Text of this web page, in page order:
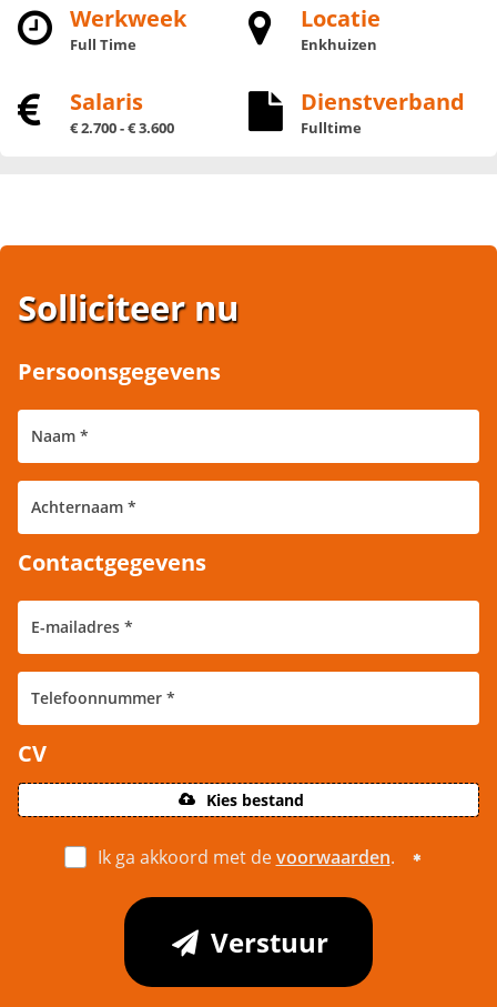
Werkweek
Full Time
Locatie
Enkhuizen
Salaris
€ 2.700 - € 3.600
Dienstverband
Fulltime
Solliciteer nu
Persoonsgegevens
Contactgegevens
CV
Kies bestand
Ik ga akkoord met devoorwaarden.
Verstuur